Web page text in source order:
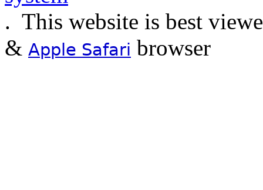
. This website is best
& Apple Safari browser